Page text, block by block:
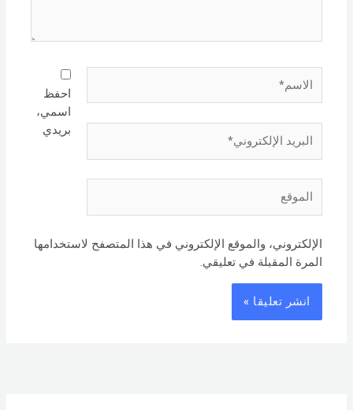
الإلكتروني*
احفظ
اسمي،
بريدي
الإلكتروني، والموقع الإلكتروني في هذا المتصفح لاستخدامها
المرة المقبلة في تعليقي.